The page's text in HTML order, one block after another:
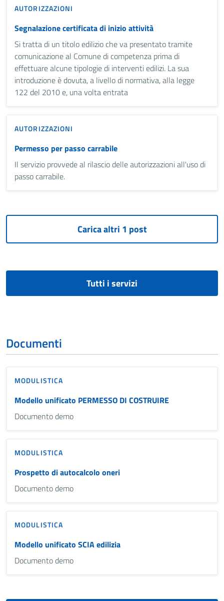
AUTORIZZAZIONI
Segnalazione certificata di inizio attività
Si tratta di un titolo edilizio che va presentato tramite
comunicazione al Comune di competenza prima di
effettuare alcune tipologie di interventi edilizi. La sua
introduzione è dovuta, a livello di normativa, alla legge
122 del 2010 e, una volta entrata
AUTORIZZAZIONI
Permesso per passo carrabile
Il servizio provvede al rilascio delle autorizzazioni all'uso di
passo carrabile.
Tutti i servizi
Documenti
MODULISTICA
Modello unificato PERMESSO DI COSTRUIRE
Documento demo
MODULISTICA
Prospetto di autocalcolo oneri
Documento demo
MODULISTICA
Modello unificato SCIA edilizia
Documento demo